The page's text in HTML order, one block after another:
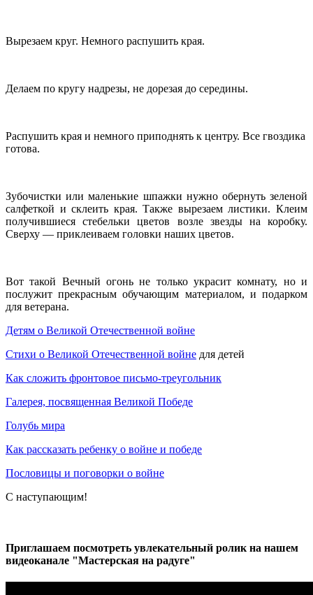
Вырезаем круг. Немного распушить края.
Делаем по кругу надрезы, не дорезая до середины.
Распушить края и немного приподнять к центру. Все гвоздика
готова.
Зубочистки или маленькие шпажки нужно обернуть зеленой
салфеткой и склеить края. Также вырезаем листики. Клеим
получившиеся стебельки цветов возле звезды на коробку.
Сверху — приклеиваем головки наших цветов.
Вот такой Вечный огонь не только украсит комнату, но и
послужит прекрасным обучающим материалом, и подарком
для ветерана.
Детям о Великой Отечественной войне
Стихи о Великой Отечественной войне для детей
Как сложить фронтовое письмо-треугольник
Галерея, посвященная Великой Победе
Голубь мира
Как рассказать ребенку о войне и победе
Пословицы и поговорки о войне
С наступающим!
Приглашаем посмотреть увлекательный ролик на нашем
видеоканале "Мастерская на радуге"